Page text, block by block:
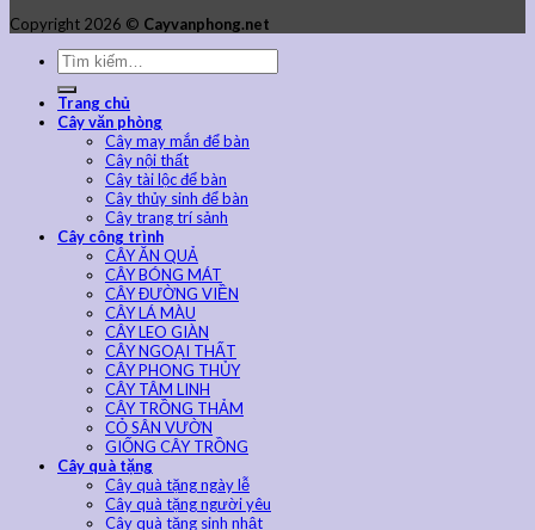
Copyright 2026 © Cayvanphong.net
Trang chủ
Cây văn phòng
Cây may mắn để bàn
Cây nội thất
Cây tài lộc để bàn
Cây thủy sinh để bàn
Cây trang trí sảnh
Cây công trình
CÂY ĂN QUẢ
CÂY BÓNG MÁT
CÂY ĐƯỜNG VIỀN
CÂY LÁ MÀU
CÂY LEO GIÀN
CÂY NGOẠI THẤT
CÂY PHONG THỦY
CÂY TÂM LINH
CÂY TRỒNG THẢM
CỎ SÂN VƯỜN
GIỐNG CÂY TRỒNG
Cây quà tặng
Cây quà tặng ngày lễ
Cây quà tặng người yêu
Cây quà tặng sinh nhật